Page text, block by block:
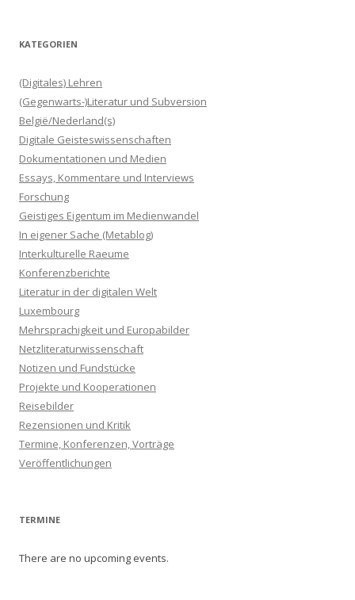
KATEGORIEN
(Digitales) Lehren
(Gegenwarts-)Literatur und Subversion
België/Nederland(s)
Digitale Geisteswissenschaften
Dokumentationen und Medien
Essays, Kommentare und Interviews
Forschung
Geistiges Eigentum im Medienwandel
In eigener Sache (Metablog)
Interkulturelle Raeume
Konferenzberichte
Literatur in der digitalen Welt
Luxembourg
Mehrsprachigkeit und Europabilder
Netzliteraturwissenschaft
Notizen und Fundstücke
Projekte und Kooperationen
Reisebilder
Rezensionen und Kritik
Termine, Konferenzen, Vorträge
Veröffentlichungen
TERMINE
There are no upcoming events.